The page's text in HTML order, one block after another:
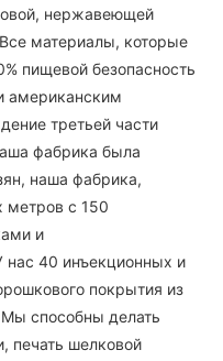
нержавеющей
материалы, которые
пищевой безопасность
американским
третьей части
фабрика была
наша фабрика,
с 150
и
40 инъекционных и
покрытия из
способны делать
печать шелковой